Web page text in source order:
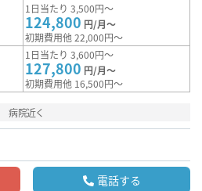
1日当たり 3,500円～
124,800 円/月～
初期費用他 22,000円～
1日当たり 3,600円～
127,800 円/月～
初期費用他 16,500円～
病院近く
電話する